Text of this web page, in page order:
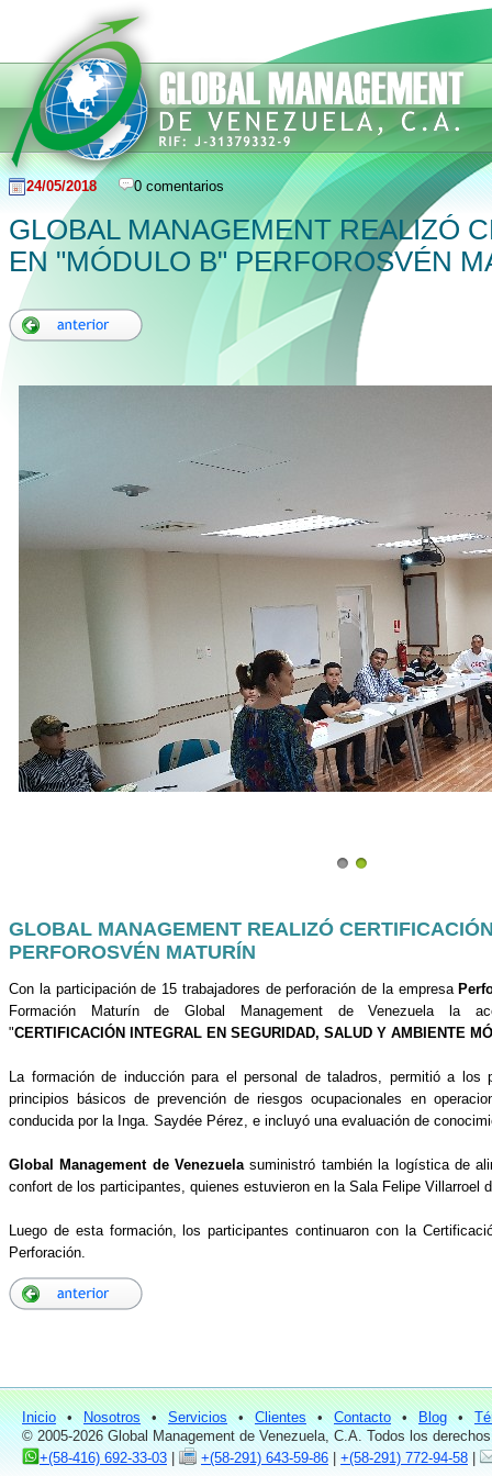
24/05/2018 0 comentarios
GLOBAL MANAGEMENT REALIZÓ
EN "MÓDULO B" PERFOROSVÉN
GLOBAL MANAGEMENT REALIZÓ
PERFOROSVÉN MATURÍN
Con la participación de 15 trabajadores de perforación de la empresa
Formación Maturín de Global Management de Venezuela la
"CERTIFICACIÓN INTEGRAL EN SEGURIDAD, SALUD Y AMBIENTE
La formación de inducción para el personal de taladros, permitió a los
principios básicos de prevención de riesgos ocupacionales en
conducida por la Inga. Saydée Pérez, e incluyó una evaluación de
Global Management de Venezuelasuministró también la logística de
confort de los participantes, quienes estuvieron en la Sala Felipe Villarroel
Luego de esta formación, los participantes continuaron con la
Perforación.
Inicio • Nosotros • Servicios • Clientes • Contacto • Blog •
© 2005-2026 Global Management de Venezuela, C.A. Todos los
+(58-416) 692-33-03
+(58-291) 643-59-86 +(58-291) 772-94-58